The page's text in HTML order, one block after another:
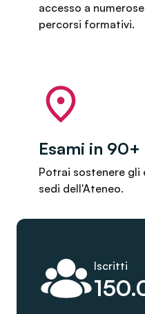
accesso a
percorsi formativi.
Esami in 90+
Potrai sostenere gli
sedi dell'Ateneo.
Iscritti